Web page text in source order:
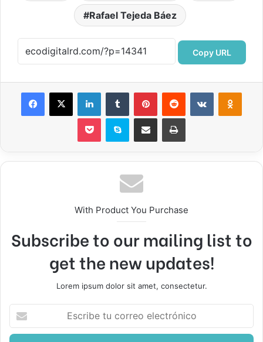
Rafael Tejeda Báez
Copy URL
Facebook
X LinkedInTumblr PinterestReddit VKontakte
Pocket Skype Compartir por correo electrónicoImprimir
With Product You Purchase
Subscribe to our mailing list to
get the new updates!
Lorem ipsum dolor sit amet, consectetur.
correo